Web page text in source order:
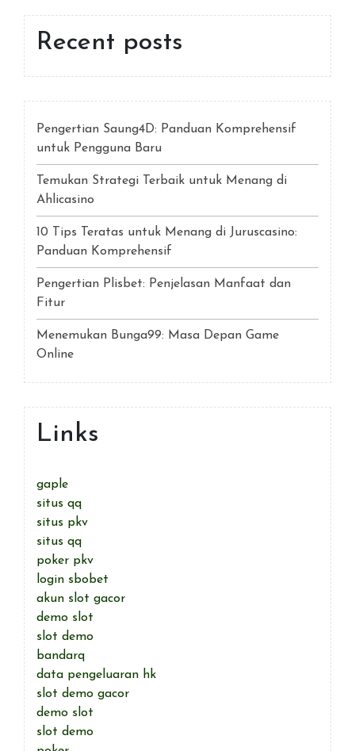
Recent posts
Pengertian Saung4D: Panduan Komprehensif
untuk Pengguna Baru
Temukan Strategi Terbaik untuk Menang di
Ahlicasino
10 Tips Teratas untuk Menang di Juruscasino:
Panduan Komprehensif
Pengertian Plisbet: Penjelasan Manfaat dan
Fitur
Menemukan Bunga99: Masa Depan Game
Online
Links
gaple
situs qq
situs pkv
situs qq
poker pkv
login sbobet
akun slot gacor
demo slot
slot demo
bandarq
data pengeluaran hk
slot demo gacor
demo slot
slot demo